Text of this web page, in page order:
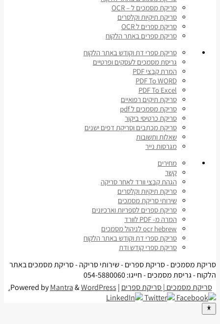
סריקת מסמכים ל – OCR
סריקת תיקיות וקלסרים
סריקת ספרים ל OCR
סריקת ספרים באתר הלקוח
סריקת ספרי דת וקודש באתר הלקוח
גריסת מסמכים לעסקים ופרטיים
המרת קבצי PDF
PDF To WORD
PDF To Excel
סריקת תיקים רפואיים
סריקת מסמכים ל pdf
סריקת כרטיסי ביקור
סריקת מכתבים וסריקת דפים ישנים
שאלות ותשובות
מגרסות נייר
מחירים
קשר
הגהת קבצי וורד לאחר סריקה
סריקת תיקיות וקלסרים
שירותי סריקת מסמכים
סריקת ספרים לספריות וארכיונים
המרה מ- PDF לוורד
ocr hebrew לניהול מסמכים
סריקת ספרי דת וקודש באתר הלקוח
סריקת ספרי קודש ודת
סריקת מסמכים - סריקת ספרים - שירותי סריקה - סריקת מסמכים באתר
הלקוח - גריסת מסמכים - חייגו: 054-5880060
סריקת מסמכים | סריקת ספרים | Powered by
Mantra&WordPress.